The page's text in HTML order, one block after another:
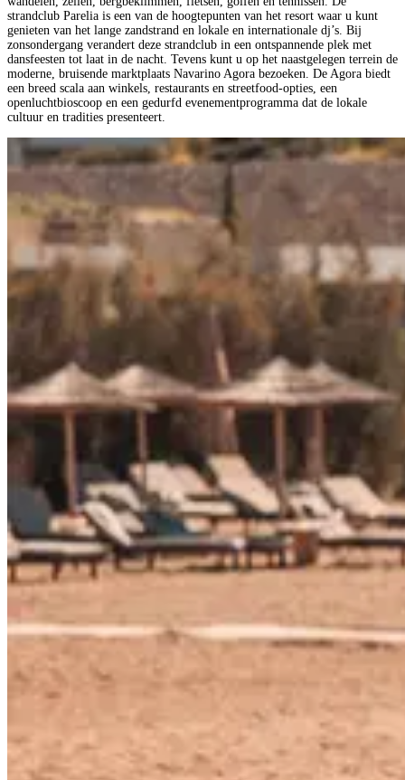
strandclub Parelia is een van de hoogtepunten van het resort waar u kunt
genieten van het lange zandstrand en lokale en internationale dj’s. Bij
zonsondergang verandert deze strandclub in een ontspannende plek met
dansfeesten tot laat in de nacht. Tevens kunt u op het naastgelegen terrein de
moderne, bruisende marktplaats Navarino Agora bezoeken. De Agora biedt
een breed scala aan winkels, restaurants en streetfood-opties, een
openluchtbioscoop en een gedurfd evenementprogramma dat de lokale
cultuur en tradities presenteert.